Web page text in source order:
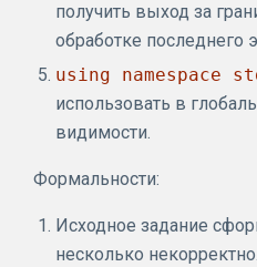
получить выход за
обработке последнего
using namespace
использовать в
видимости.
Формальности:
Исходное задание
несколько